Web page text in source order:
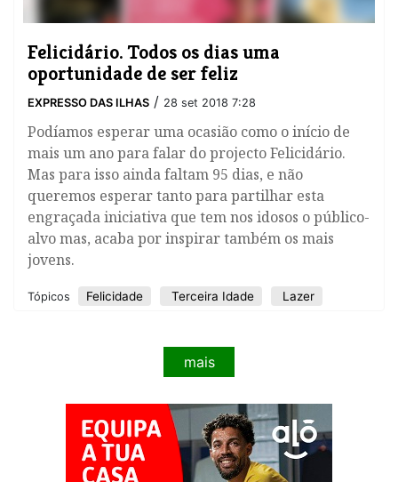
Felicidário. Todos os dias uma
oportunidade de ser feliz
EXPRESSO DAS ILHAS / 28 set 2018 7:28
Podíamos esperar uma ocasião como o início de
mais um ano para falar do projecto Felicidário.
Mas para isso ainda faltam 95 dias, e não
queremos esperar tanto para partilhar esta
engraçada iniciativa que tem nos idosos o público-
alvo mas, acaba por inspirar também os mais
jovens.
Tópicos Felicidade Terceira Idade Lazer
mais